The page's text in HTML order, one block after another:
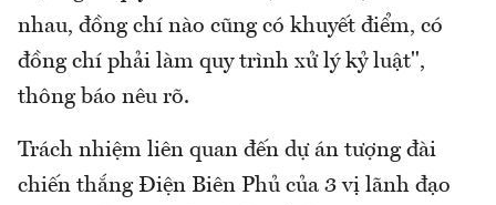
nhau, đồng chí nào cũng có khuyết điểm, có
đồng chí phải làm quy trình xử lý kỷ luật",
thông báo nêu rõ.
Trách nhiệm liên quan đến dự án tượng đài
chiến thắng Điện Biên Phủ của 3 vị lãnh đạo